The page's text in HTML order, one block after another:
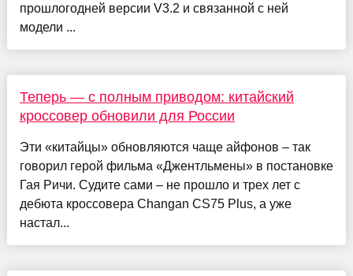
прошлогодней версии V3.2 и связанной с ней
модели ...
Теперь — с полным приводом: китайский
кроссовер обновили для России
Эти «китайцы» обновляются чаще айфонов – так
говорил герой фильма «Джентльмены» в постановке
Гая Ричи. Судите сами – не прошло и трех лет с
дебюта кроссовера Changan CS75 Plus, а уже
настал...